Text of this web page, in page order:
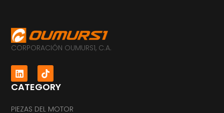
CORPORACIÓN OUMURS1, C.A.
CATEGORY
PIEZAS DEL MOTOR